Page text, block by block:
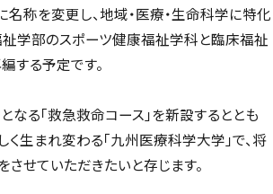
称を変更し、地域・医療・生命科学に特化
祉学部のスポーツ健康福祉学科と臨床福祉
する予定です。
なる「救急救命コース」を新設するととも
生まれ変わる「九州医療科学大学」で、将
せていただきたいと存じます。